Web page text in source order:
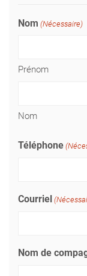
Nom (Nécessaire)
Prénom
Nom
Téléphone
Courriel
Nom de